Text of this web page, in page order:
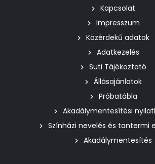
Kapcsolat
Impresszum
Közérdekű adatok
Adatkezelés
Süti Tájékoztató
Állásajánlatok
Próbatábla
Akadálymentesítési
Színházi nevelés és tantermi
Akadálymentesítés